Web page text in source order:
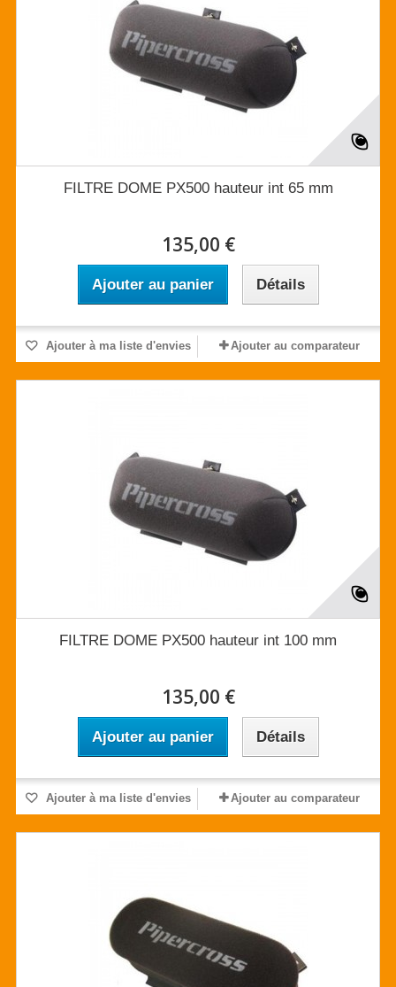
FILTRE DOME PX500 hauteur int 65 mm
135,00 €
Ajouter au panier Détails
Ajouter à ma liste d'envies Ajouter au comparateur
FILTRE DOME PX500 hauteur int 100 mm
135,00 €
Ajouter au panier Détails
Ajouter à ma liste d'envies Ajouter au comparateur